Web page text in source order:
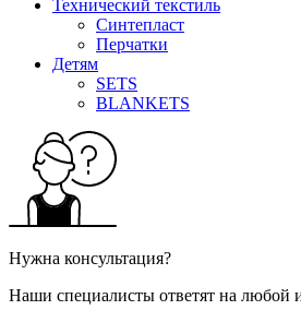
Технический текстиль
Синтепласт
Перчатки
Детям
SETS
BLANKETS
Нужна консультация?
Наши специалисты ответят на любой